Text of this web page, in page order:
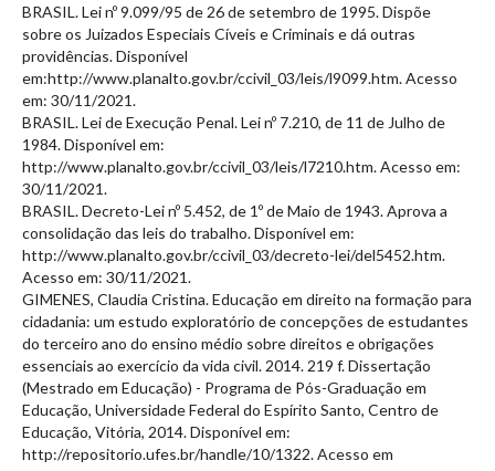
BRASIL. Lei nº 9.099/95 de 26 de setembro de 1995. Dispõe
sobre os Juizados Especiais Cíveis e Criminais e dá outras
providências. Disponível
em:http://www.planalto.gov.br/ccivil_03/leis/l9099.htm. Acesso
em: 30/11/2021.
BRASIL. Lei de Execução Penal. Lei nº 7.210, de 11 de Julho de
1984. Disponível em:
http://www.planalto.gov.br/ccivil_03/leis/l7210.htm. Acesso em:
30/11/2021.
BRASIL. Decreto-Lei nº 5.452, de 1º de Maio de 1943. Aprova a
consolidação das leis do trabalho. Disponível em:
http://www.planalto.gov.br/ccivil_03/decreto-lei/del5452.htm.
Acesso em: 30/11/2021.
GIMENES, Claudia Cristina. Educação em direito na formação para
cidadania: um estudo exploratório de concepções de estudantes
do terceiro ano do ensino médio sobre direitos e obrigações
essenciais ao exercício da vida civil. 2014. 219 f. Dissertação
(Mestrado em Educação) - Programa de Pós-Graduação em
Educação, Universidade Federal do Espírito Santo, Centro de
Educação, Vitória, 2014. Disponível em:
http://repositorio.ufes.br/handle/10/1322. Acesso em